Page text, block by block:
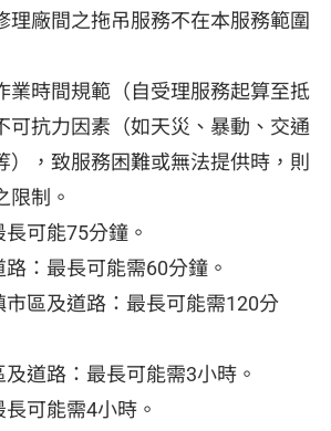
理廠間之拖吊服務不在本服務範圍
業時間規範（自受理服務起算至抵
可抗力因素（如天災、暴動、交通
），致服務困難或無法提供時，則
限制。
可能75分鐘。
：最長可能需60分鐘。
市區及道路：最長可能需120分
道路：最長可能需3小時。
可能需4小時。